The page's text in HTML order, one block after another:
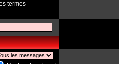
termes